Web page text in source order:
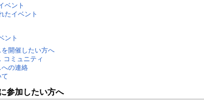
ベント
たイベント
ント
開催したい方へ
コミュニティ
の連絡
参加したい方へ